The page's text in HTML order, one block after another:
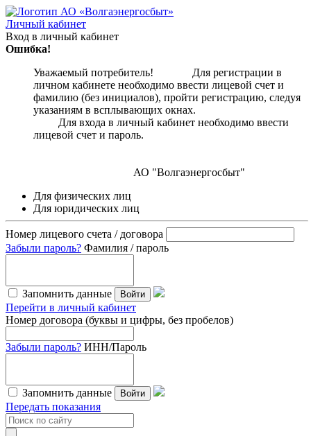
Личный кабинет
Вход в личный кабинет
Ошибка!
Уважаемый потребитель! Для регистрации в
личном кабинете необходимо ввести лицевой счет и
фамилию (без инициалов), пройти регистрацию, следуя
указаниям в всплывающих окнах.
Для входа в личный кабинет необходимо ввести
лицевой счет и пароль.
АО "Волгаэнергосбыт"
Для физических лиц
Для юридических лиц
Номер лицевого счета / договора
Забыли пароль? Фамилия / пароль
Запомнить данные Войти
Перейти в личный кабинет
Номер договора (буквы и цифры, без пробелов)
Забыли пароль? ИНН/Пароль
Запомнить данные Войти
Передать показания